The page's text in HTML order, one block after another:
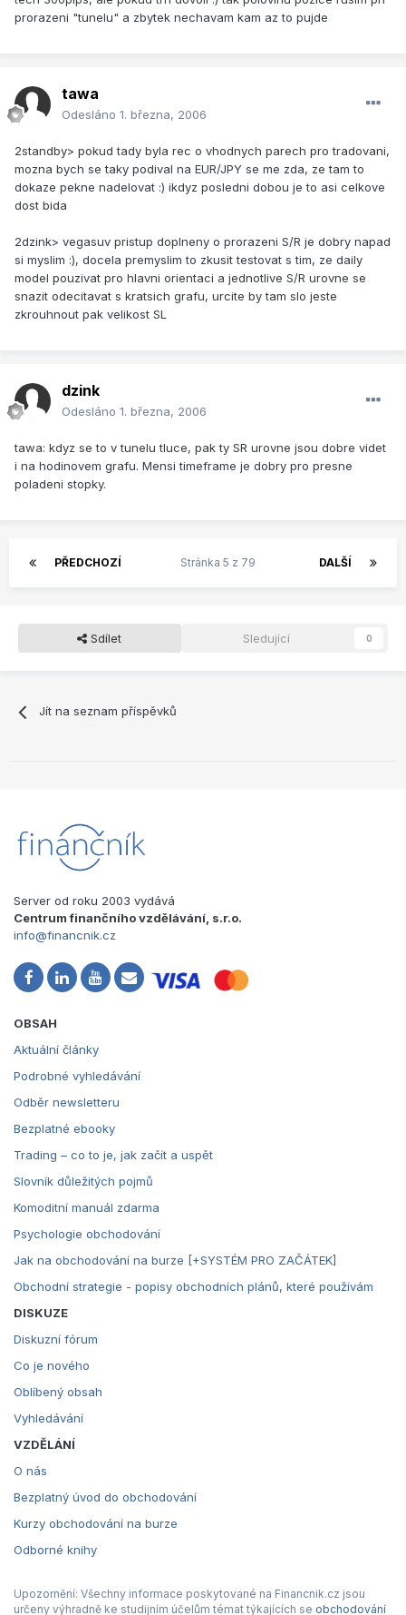
prorazeni "tunelu" a zbytek nechavam kam az to pujde
tawa
Odesláno 1. března, 2006
2standby> pokud tady byla rec o vhodnych parech pro tradovani,
mozna bych se taky podival na EUR/JPY se me zda, ze tam to
dokaze pekne nadelovat :) ikdyz posledni dobou je to asi celkove
dost bida
2dzink> vegasuv pristup doplneny o prorazeni S/R je dobry napad
si myslim :), docela premyslim to zkusit testovat s tim, ze daily
model pouzivat pro hlavni orientaci a jednotlive S/R urovne se
snazit odecitavat s kratsich grafu, urcite by tam slo jeste
zkrouhnout pak velikost SL
dzink
Odesláno 1. března, 2006
tawa: kdyz se to v tunelu tluce, pak ty SR urovne jsou dobre videt
i na hodinovem grafu. Mensi timeframe je dobry pro presne
poladeni stopky.
PŘEDCHOZÍ DALŠÍ
Stránka 5 z 79
Sdílet Sledující 0
Jít na seznam příspěvků
Server od roku 2003 vydává
Centrum finančního vzdělávání, s.r.o.
info@financnik.cz
OBSAH
Aktuální články
Podrobné vyhledávání
Odběr newsletteru
Bezplatné ebooky
Trading – co to je, jak začít a uspět
Slovník důležitých pojmů
Komoditní manuál zdarma
Psychologie obchodování
Jak na obchodování na burze [+SYSTÉM PRO ZAČÁTEK]
Obchodní strategie - popisy obchodních plánů, které používám
DISKUZE
Diskuzní fórum
Co je nového
Oblíbený obsah
Vyhledávání
VZDĚLÁNÍ
O nás
Bezplatný úvod do obchodování
Kurzy obchodování na burze
Odborné knihy
Upozornění: Všechny informace poskytované na Financnik.cz jsou
určeny výhradně ke studijním účelům témat týkajících se obchodování